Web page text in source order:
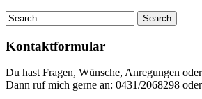
Kontaktformular
Du hast Fragen, Wünsche, Anregungen
Dann ruf mich gerne an: 0431/2068298